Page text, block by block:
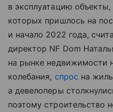
в эксплуатацию
которых пришлось на
и начало 2022 года,
директор NF Dom
на рынке недвижимости
колебания, спрос на
а девелоперы
поэтому строительство